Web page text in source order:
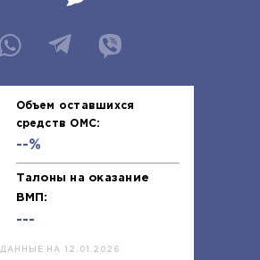
Объем оставшихся
средств ОМС:
--%
Талоны на оказание
ВМП:
---
ДАННЫЕ НА 12.01.2026